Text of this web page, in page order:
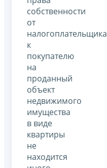
собственности
от
налогоплательщика
к
покупателю
на
проданный
объект
недвижимого
имущества
в виде
квартиры
не
находится